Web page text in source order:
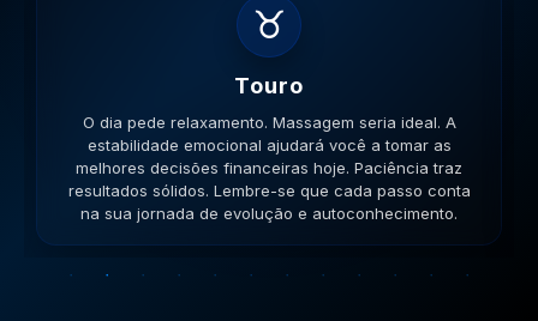
♊
Gemeos
O dia pede movimento. Caminhe, corra, pedale. A
versatilidade é seu ponto forte; use-a para resolver
impasses de forma criativa. A versatilidade ajudará no
sucesso. Lembre-se que cada passo conta na sua
jornada de evolução e autoconhecimento.